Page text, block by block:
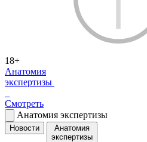
18+
Анатомия
экспертизы
Смотреть
Анатомия экспертизы
Новости
Анатомия
экспертизы